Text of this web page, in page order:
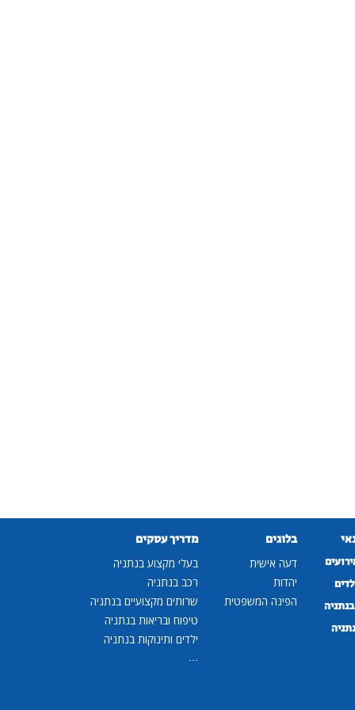
בלוגים
דעה אישית
יהדות
הפינה המשפטית
מדריך עסקים
בעלי מקצוע בנתניה
רכב בנתניה
שרותים מקצועיים בנתניה
טיפוח ובריאות בנתניה
ילדים ותינוקות בנתניה